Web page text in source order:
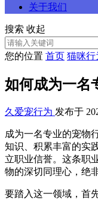
关于我们
搜索 收起
您的位置 首页 猫咪行
如何成为一名
久爱宠行为 发布于
成为一名专业的宠物
知识、积累丰富的实
立职业信誉。这条职
物的深切同理心，绝
要踏入这一领域，首